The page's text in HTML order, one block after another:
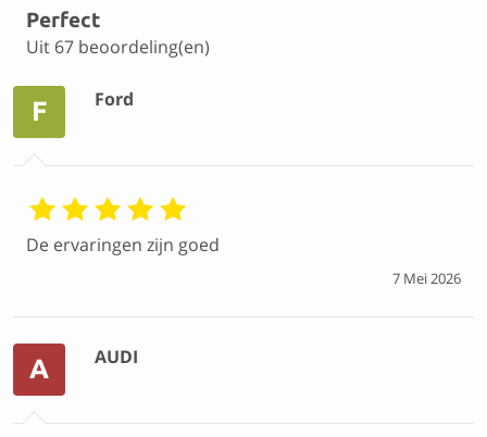
Perfect
Uit 67 beoordeling(en)
F Ford
De ervaringen zijn goed
7 Mei 2026
A AUDI